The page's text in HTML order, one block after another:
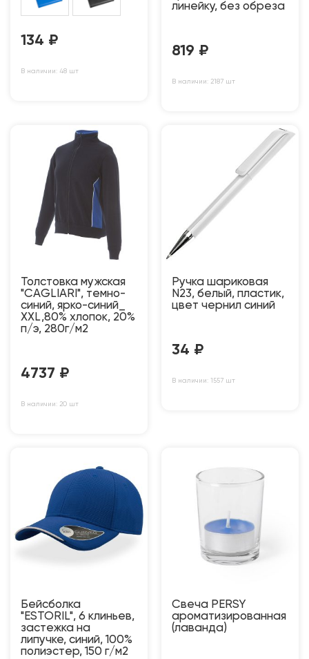
134 ₽
В наличии: 48 шт
линейку, без обреза
819 ₽
В наличии: 2187 шт
Толстовка мужская
"CAGLIARI", темно-
синий, ярко-синий_
XXL,80% хлопок, 20%
п/э, 280г/м2
4737 ₽
В наличии: 20 шт
Ручка шариковая
N23, белый, пластик,
цвет чернил синий
34 ₽
В наличии: 1557 шт
Бейсболка
"ESTORIL", 6 клиньев,
застежка на
липучке, синий, 100%
полиэстер, 150 г/м2
Свеча PERSY
ароматизированная
(лаванда)